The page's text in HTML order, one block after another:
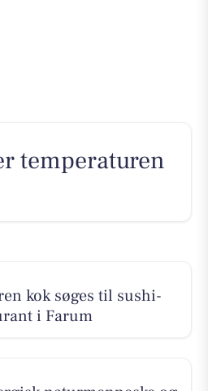
temperaturen
kok søges til sushi-
i Farum